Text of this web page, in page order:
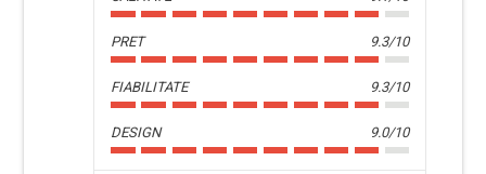
PRET 9.3/10
FIABILITATE 9.3/10
DESIGN 9.0/10